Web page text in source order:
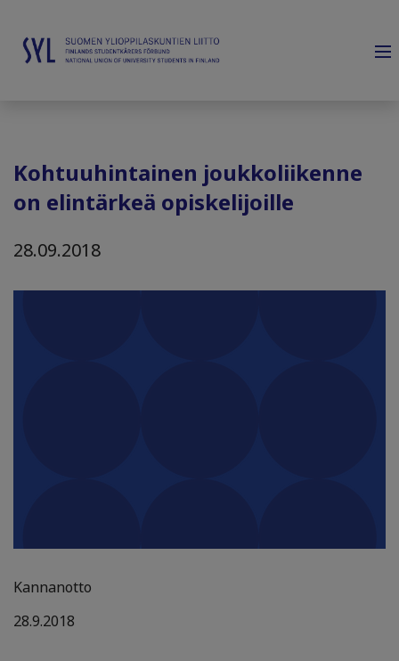
Kohtuuhintainen joukkoliikenne
on elintärkeä opiskelijoille
28.09.2018
Kannanotto
28.9.2018